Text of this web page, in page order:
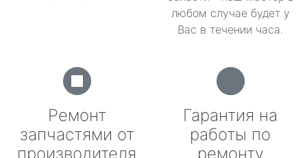
любом случае будет у
Вас в течении часа.
Ремонт
запчастями от
производителя
Гарантия на
работы по
ремонту